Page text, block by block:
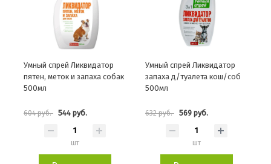
Умный спрей Ликвидатор
пятен, меток и запаха собак
500мл
604 руб. 544 руб.
шт
Умный спрей Ликвидатор
запаха д/туалета кош/соб
500мл
632 руб. 569 руб.
шт